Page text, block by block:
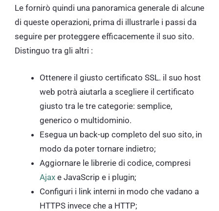
Le fornirò quindi una panoramica generale di alcune
di queste operazioni, prima di illustrarle i passi da
seguire per proteggere efficacemente il suo sito.
Distinguo tra gli altri :
Ottenere il giusto certificato SSL. il suo host
web potrà aiutarla a scegliere il certificato
giusto tra le tre categorie: semplice,
generico o multidominio.
Esegua un back-up completo del suo sito, in
modo da poter tornare indietro;
Aggiornare le librerie di codice, compresi
Ajax e JavaScrip e i plugin;
Configuri i link interni in modo che vadano a
HTTPS invece che a HTTP;